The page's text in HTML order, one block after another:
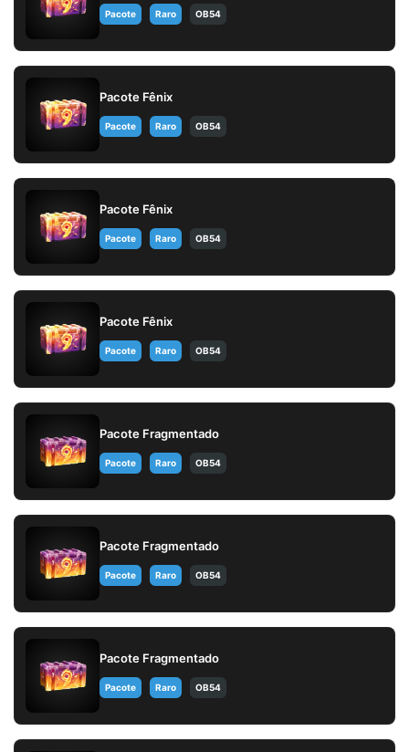
Pacote Raro OB54
Pacote Fênix
Pacote Raro OB54
Pacote Fênix
Pacote Raro OB54
Pacote Fênix
Pacote Raro OB54
Pacote Fragmentado
Pacote Raro OB54
Pacote Fragmentado
Pacote Raro OB54
Pacote Fragmentado
Pacote Raro OB54